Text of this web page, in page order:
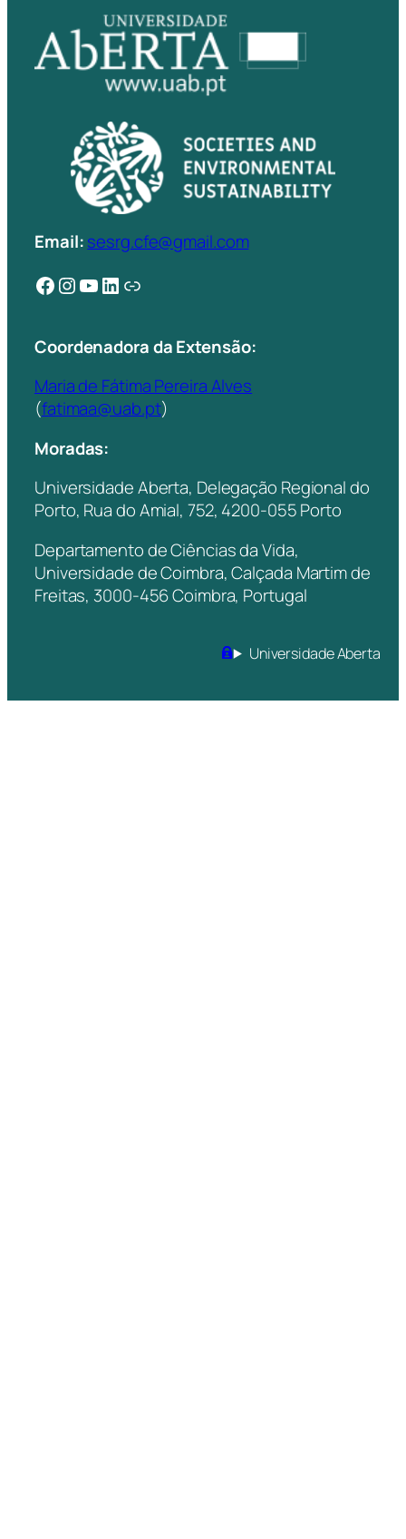
Email:sesrg.cfe@gmail.com
Facebook Instagram YouTube LinkedIn Ligação
Coordenadora da Extensão:
Maria de Fátima Pereira Alves
(fatimaa@uab.pt)
Moradas:
Universidade Aberta, Delegação Regional do
Porto, Rua do Amial, 752, 4200-055 Porto
Departamento de Ciências da Vida,
Universidade de Coimbra, Calçada Martim de
Freitas, 3000-456 Coimbra, Portugal
Universidade Aberta